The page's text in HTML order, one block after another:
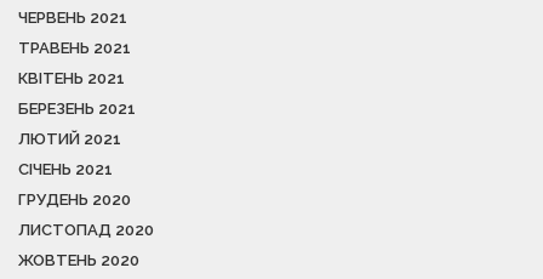
ЧЕРВЕНЬ 2021
ТРАВЕНЬ 2021
КВІТЕНЬ 2021
БЕРЕЗЕНЬ 2021
ЛЮТИЙ 2021
СІЧЕНЬ 2021
ГРУДЕНЬ 2020
ЛИСТОПАД 2020
ЖОВТЕНЬ 2020